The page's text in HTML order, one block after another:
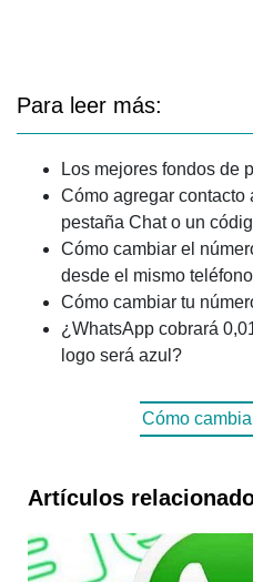
Para leer más:
Los mejores fondos de
Cómo agregar contacto
pestaña Chat o un
Cómo cambiar el
desde el mismo
Cómo cambiar tu
¿WhatsApp cobrará
logo será azul?
Cómo
Artículos